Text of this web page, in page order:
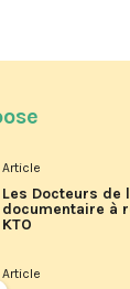
Article
Les Docteurs de
documentaire à
KTO
Article